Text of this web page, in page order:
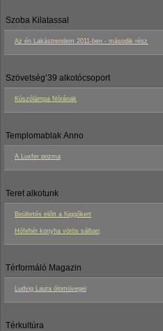
Szoba Kilatassal
Az én Lakástrendem 2011-ben - második rész
Szövetség’39 alkotócsoport
Kúszólámpa Nórának
Templomablak Anno
A Luxfer prizma
Teret alkotunk
Beültetés előtt a függőkert
Hófehér konyha vörös sálban
Térformáló Magazin
Ludvig Laura ólomüvegei
Térkultúra